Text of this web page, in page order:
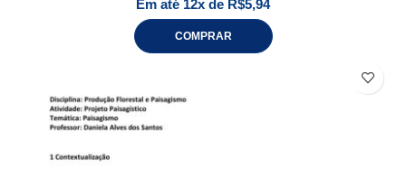
Em até 12x de R$5,94
COMPRAR